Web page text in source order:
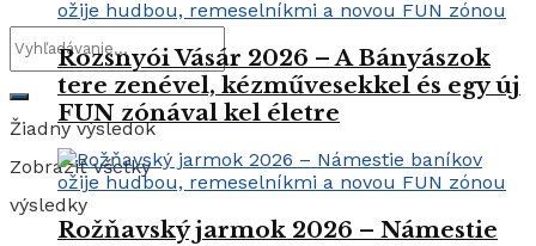
Žiadny výsledok
Zobraziť všetky
výsledky
Rozsnyói Vásár 2026 – A Bányászok
tere zenével, kézművesekkel és egy új
FUN zónával kel életre
Rožňavský jarmok 2026 – Námestie